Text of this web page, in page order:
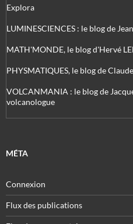
Explora
LUMINESCIENCES : le blog de
MATH'MONDE, le blog d'Hervé
PHYSMATIQUES, le blog de
VOLCANMANIA : le blog de
volcanologue
MÉTA
Connexion
Flux des publications